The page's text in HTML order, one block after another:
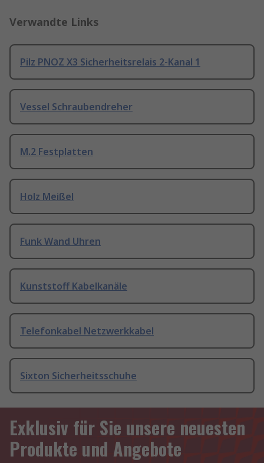
Verwandte Links
Pilz PNOZ X3 Sicherheitsrelais 2-Kanal 1
Vessel Schraubendreher
M.2 Festplatten
Holz Meißel
Funk Wand Uhren
Kunststoff Kabelkanäle
Telefonkabel Netzwerkkabel
Sixton Sicherheitsschuhe
Exklusiv für Sie unsere neuesten
Produkte und Angebote